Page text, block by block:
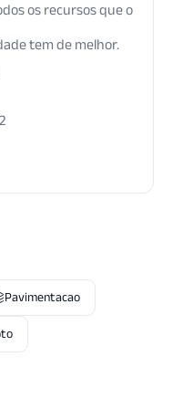
os recursos que o
tem de melhor.
Pavimentacao